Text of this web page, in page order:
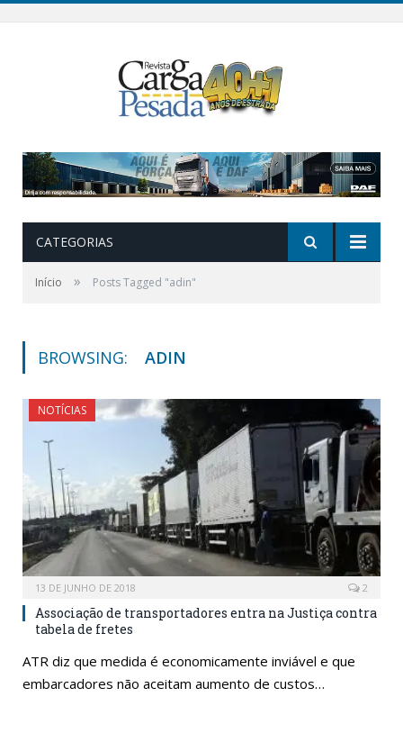
CATEGORIAS
Início » Posts Tagged "adin"
BROWSING: ADIN
NOTÍCIAS
13 DE JUNHO DE 2018 2
Associação de transportadores entra na Justiça contra
tabela de fretes
ATR diz que medida é economicamente inviável e que
embarcadores não aceitam aumento de custos…